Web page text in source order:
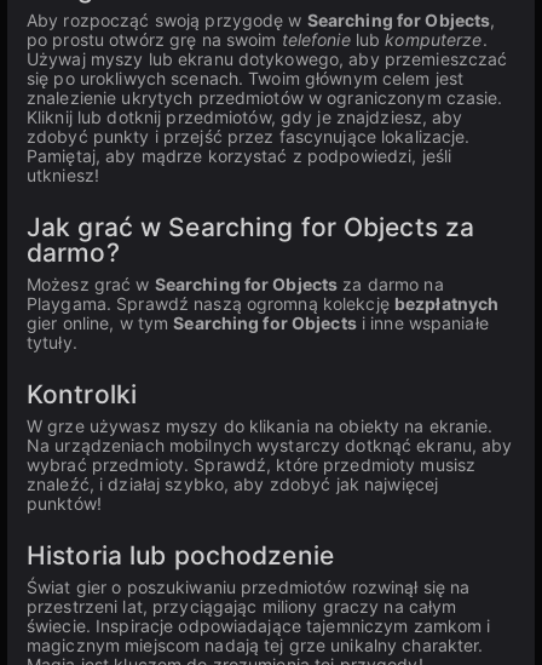
Aby rozpocząć swoją przygodę w Searching for Objects,
po prostu otwórz grę na swoim telefonielubkomputerze.
Używaj myszy lub ekranu dotykowego, aby przemieszczać
się po urokliwych scenach. Twoim głównym celem jest
znalezienie ukrytych przedmiotów w ograniczonym czasie.
Kliknij lub dotknij przedmiotów, gdy je znajdziesz, aby
zdobyć punkty i przejść przez fascynujące lokalizacje.
Pamiętaj, aby mądrze korzystać z podpowiedzi, jeśli
utkniesz!
Jak grać w Searching for Objects za
darmo?
Możesz grać w Searching for Objects za darmo na
Playgama. Sprawdź naszą ogromną kolekcję bezpłatnych
gier online, w tymSearching for Objectsi inne wspaniałe
tytuły.
Kontrolki
W grze używasz myszy do klikania na obiekty na ekranie.
Na urządzeniach mobilnych wystarczy dotknąć ekranu, aby
wybrać przedmioty. Sprawdź, które przedmioty musisz
znaleźć, i działaj szybko, aby zdobyć jak najwięcej
punktów!
Historia lub pochodzenie
Świat gier o poszukiwaniu przedmiotów rozwinął się na
przestrzeni lat, przyciągając miliony graczy na całym
świecie. Inspiracje odpowiadające tajemniczym zamkom i
magicznym miejscom nadają tej grze unikalny charakter.